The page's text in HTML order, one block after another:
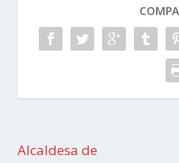
Alcaldesa de